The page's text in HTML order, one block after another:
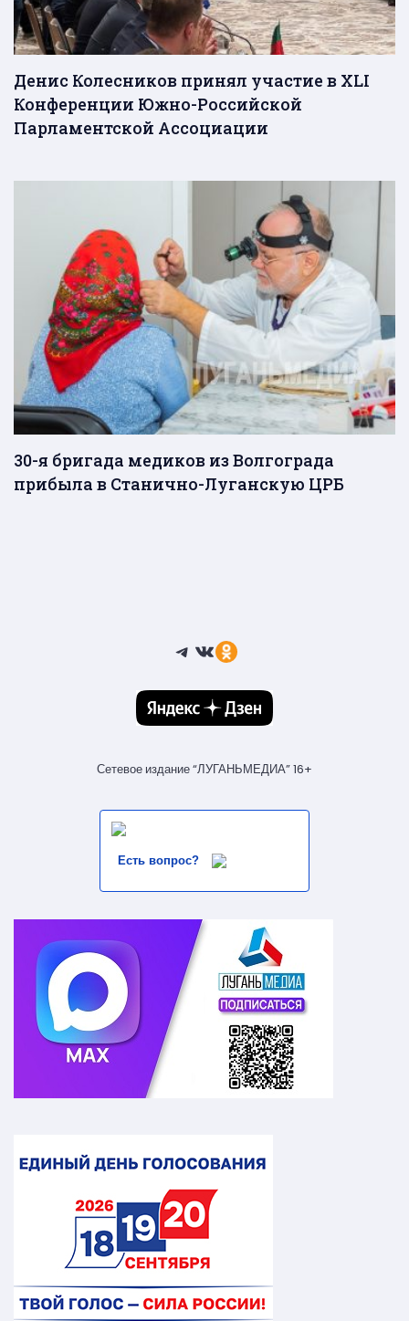
Денис Колесников принял участие в XLI
Конференции Южно-Российской
Парламентской Ассоциации
30-я бригада медиков из Волгограда
прибыла в Станично-Луганскую ЦРБ
Telegram
ВКонтакте
Ссылка
Сетевое издание “ЛУГАНЬМЕДИА” 16+
Есть вопрос?